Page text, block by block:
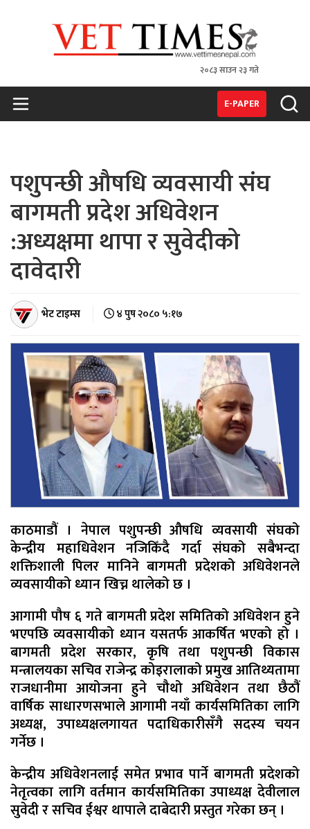
२०८३ साउन २३ गते
E-PAPER
पशुपन्छी औषधि व्यवसायी संघ
बागमती प्रदेश अधिवेशन
:अध्यक्षमा थापा र सुवेदीको
दावेदारी
भेट टाइम्स ४ पुष २०८० ५:१७
काठमाडौं । नेपाल पशुपन्छी औषधि व्यवसायी संघको
केन्द्रीय महाधिवेशन नजिकिँदै गर्दा संघको सबैभन्दा
शक्तिशाली पिलर मानिने बागमती प्रदेशको अधिवेशनले
व्यवसायीको ध्यान खिच्न थालेको छ ।
आगामी पौष ६ गते बागमती प्रदेश समितिको अधिवेशन हुने
भएपछि व्यवसायीको ध्यान यसतर्फ आकर्षित भएको हो ।
बागमती प्रदेश सरकार, कृषि तथा पशुपन्छी विकास
मन्त्रालयका सचिव राजेन्द्र कोइरालाको प्रमुख आतिथ्यतामा
राजधानीमा आयोजना हुने चौथो अधिवेशन तथा छैठौं
वार्षिक साधारणसभाले आगामी नयाँ कार्यसमितिका लागि
अध्यक्ष, उपाध्यक्षलगायत पदाधिकारीसँगै सदस्य चयन
गर्नेछ ।
केन्द्रीय अधिवेशनलाई समेत प्रभाव पार्ने बागमती प्रदेशको
नेतृत्वका लागि वर्तमान कार्यसमितिका उपाध्यक्ष देवीलाल
सुवेदी र सचिव ईश्वर थापाले दाबेदारी प्रस्तुत गरेका छन् ।